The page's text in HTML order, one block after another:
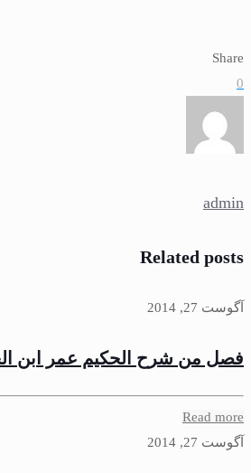
Share
0
admin
Related posts
آگوست 27, 2014
فصل من شرح الحكيم عمر ابن
Read more
آگوست 27, 2014